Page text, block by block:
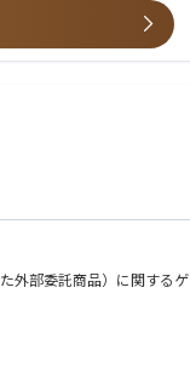
外部委託商品）に関する